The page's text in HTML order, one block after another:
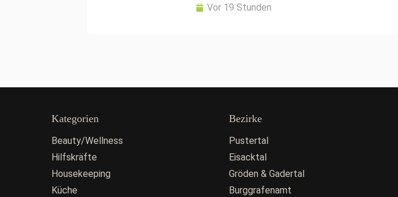
Vor 19 Stunden
Kategorien
Beauty/Wellness
Hilfskräfte
Housekeeping
Küche
Bezirke
Pustertal
Eisacktal
Gröden & Gadertal
Burggrafenamt